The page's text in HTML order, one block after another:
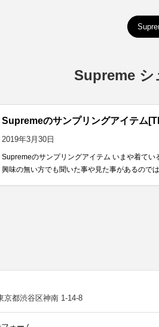
Supreme シ
Supremeのサンプリングアイテム
2019年3月30日
Supremeのサンプリングアイテム いまや着て
興味の無い方でも聞いた事や見た事があるので
京都渋谷区神南 1-14-8